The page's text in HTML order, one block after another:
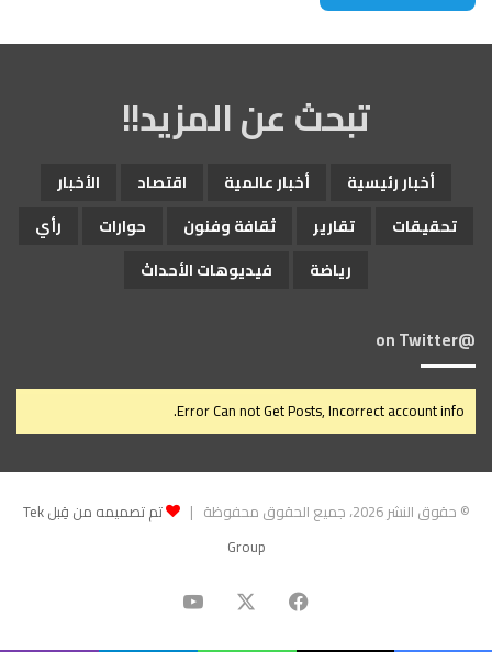
تبحث عن المزيد!!
أخبار رئيسية أخبار عالمية اقتصاد
الأخبار
تحقيقات
تقارير ثقافة وفنون حوارات
رأي
رياضة
فيديوهات الأحداث
@on Twitter
Error Can not Get Posts, Incorrect account info.
© حقوق النشر 2026، جميع الحقوق محفوظة |
تم تصميمه من قِبل Tek
Group
فيسبوك